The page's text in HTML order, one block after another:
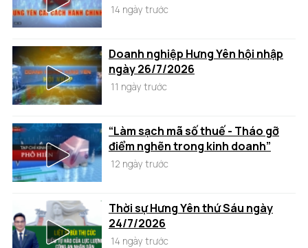
14 ngày trước
Doanh nghiệp Hưng Yên hội nhập
ngày 26/7/2026
11 ngày trước
“Làm sạch mã số thuế - Tháo gỡ
điểm nghẽn trong kinh doanh”
12 ngày trước
Thời sự Hưng Yên thứ Sáu ngày
24/7/2026
14 ngày trước